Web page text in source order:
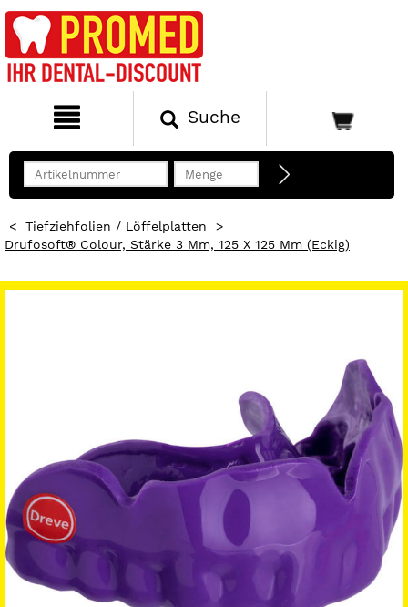
Suche
< Tiefziehfolien / Löffelplatten
>
Drufosoft® Colour, Stärke 3 Mm, 125 X 125 Mm (eckig)